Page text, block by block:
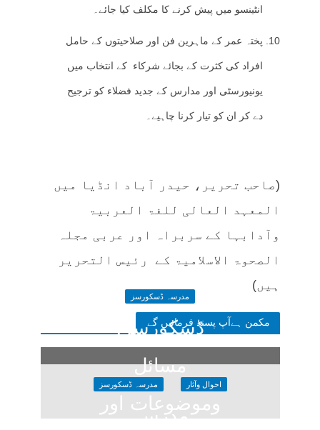
انٹینسو میں پیش کرنے کا مکلف کیا جائے۔
پختہ عمر کے ماہرین فن اور صلاحیتوں کے حامل
افراد کی کثرت کے بجائے شرکاء کے انتخاب میں
یونیورسٹی اور مدارس کے جدید فضلاء کو ترجیح
دے کر ان کو تیار کرنا چاہیے۔
(صاحب تحریر، حیدر آباد انڈیا میں
المعہد العالی للغۃ العربیۃ
وآدابہا کے سربراہ اور عربی مجلہ
الصحوۃ الاسلامیۃ کے رئیس التحریر
ہیں)
مکمن ہےآپ پسند فرمائیں گے
مدرسہ ڈسکورسز
ڈسکورسز،
مسائل
وموضوعات اور
احوال وآثار مدرسہ ڈسکورسز
مدرسہ